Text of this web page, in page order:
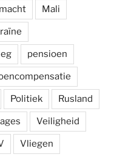
Mali
pensioen
Politiek Rusland
Veiligheid
Vliegen